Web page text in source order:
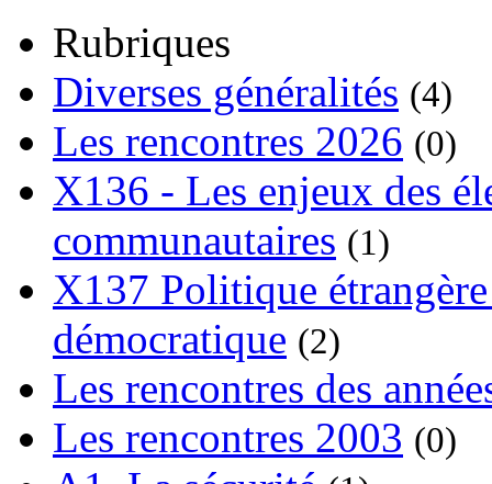
Rubriques
Diverses généralités (4)
Les rencontres 2026 (0)
X136 - Les enjeux des
communautaires (1)
X137 Politique
démocratique (2)
Les rencontres des
Les rencontres 2003 (0)